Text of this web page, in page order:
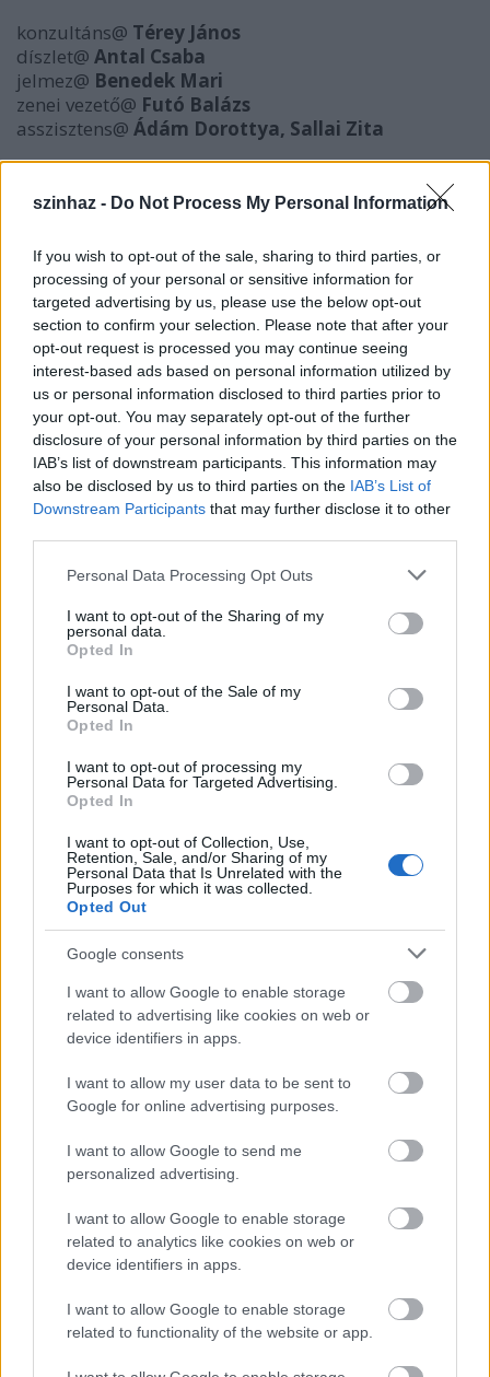
szinhaz - Do Not Process My Personal Information
If you wish to opt-out of the sale, sharing to third parties, or
processing of your personal or sensitive information for
targeted advertising by us, please use the below opt-out
section to confirm your selection. Please note that after your
opt-out request is processed you may continue seeing
interest-based ads based on personal information utilized by
us or personal information disclosed to third parties prior to
your opt-out. You may separately opt-out of the further
disclosure of your personal information by third parties on the
IAB’s list of downstream participants. This information may
also be disclosed by us to third parties on the IAB’s List of
Downstream Participants that may further disclose it to other
Please note that this website/app uses one or more Google
not limited to your visit or usage behaviour. You may click to
grant or deny consent to Google and its third-party tags to
use your data for below specified purposes in below Google
consent section.
Personal Data Processing Opt Outs
I want to opt-out of the Sharing of my
personal data.
Opted In
I want to opt-out of the Sale of my
Personal Data.
Opted In
I want to opt-out of processing my
Personal Data for Targeted Advertising.
Opted In
I want to opt-out of Collection, Use,
Retention, Sale, and/or Sharing of my
Personal Data that Is Unrelated with the
Purposes for which it was collected.
Opted Out
Google consents
I want to allow Google to enable storage
related to advertising like cookies on web or
device identifiers in apps.
I want to allow my user data to be sent to
Google for online advertising purposes.
I want to allow Google to send me
personalized advertising.
I want to allow Google to enable storage
related to analytics like cookies on web or
device identifiers in apps.
I want to allow Google to enable storage
related to functionality of the website or app.
konzultáns@ Térey János
díszlet@ Antal Csaba
jelmez@ Benedek Mari
zenei vezető@ Futó Balázs
asszisztens@ Ádám Dorottya, Sallai Zita
Egyáltalán nem!
Hanem: Last minit ajánlat az Odüsszeusz Tours-nál!
Mert az embernek látnia, tanulnia kell, megismerni a
végtelent, megismerni önmagát. Úgy bolygunk a
világhálón, ahogy példaadónk, a leleményes ithakai
hajózott szigetről szigetre vetődve, halál kapuját
átlépve. Utazunk, egyre utazunk. Pedig a pokol
bugyrából szólt egykor az intelem: áthajózni
Héraklész oszlopain túlra veszélyes! Hol vannak már
a határok?... Körülöttünk a szimulált mátrix, mint a
Poszeidón kavarta tenger, és füleinket viasszal
Mi van???
Nem kell elkeseredni. A hálón úgy vannak a szobák
egymás mellett, mint egy szállodában! Mindenhol
felcsatlakozhatunk, és mindenütt egyszerre
sem kell egymást érinteni! A világ megváltozott: az
istenek már nem uralkodnak az ember sorsa felett.
vagy marad kétlábú lény.
Utazz velünk! Odüsszeusz Tours!
a chaten!
Élektra / Részlet az előadásból
fotó: Gordon Eszter
ÉLEKTRA
- Euripidész és Szophoklész nyomán-